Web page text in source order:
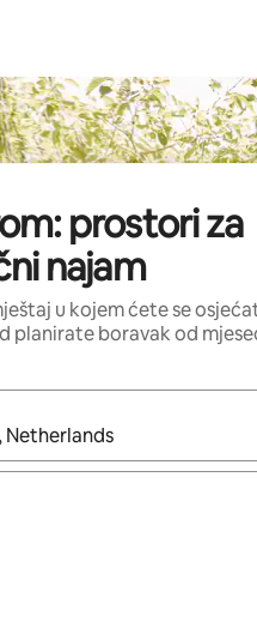
prostori za
najam
u kojem ćete se
planirate boravak od
rezultati, moći ćete ih